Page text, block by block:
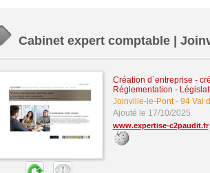
Cabinet expert comptable |
Création d´entreprise -
Réglementation -
Joinville-le-Pont- 94 Val
Ajouté le 17/10/2025
www.expertise-c2paudit.fr